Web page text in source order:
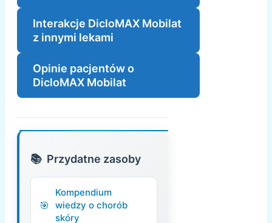
Interakcje DicloMAX Mobilat
z innymi lekami
Opinie pacjentów o
DicloMAX Mobilat
Przydatne zasoby
Kompendium
wiedzy o chorób
skóry